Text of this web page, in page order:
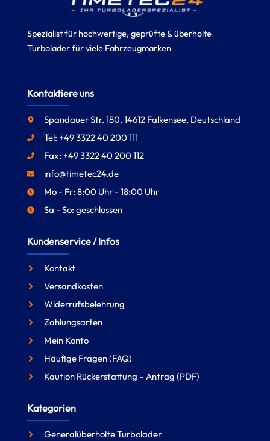
Spezialist für hochwertige, geprüfte & überholte
Turbolader für viele Fahrzeugmarken
Kontaktiere uns
Spandauer Str. 180, 14612 Falkensee, Deutschland
Tel: +49 3322 40 200 111
Fax: +49 3322 40 200 112
info@timetec24.de
Mo - Fr: 8:00 Uhr - 18:00 Uhr
Sa - So: geschlossen
Kundenservice / Infos
Kontakt
Versandkosten
Widerrufsbelehrung
Zahlungsarten
Mein Konto
Häufige Fragen (FAQ)
Kaution Rückerstattung – Antrag (PDF)
Kategorien
Generalüberholte Turbolader